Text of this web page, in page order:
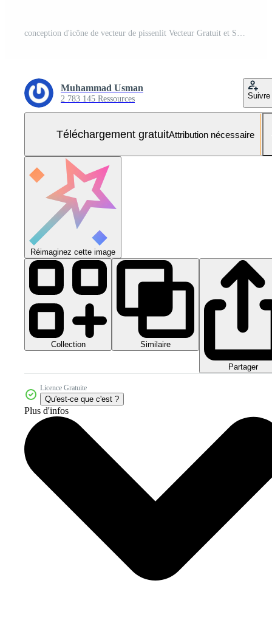
conception d'icône de vecteur de pissenlit Vecteur Gratuit et SVG Gratuit
Muhammad Usman
2 783 145 Ressources Suivre
Téléchargement gratuitAttribution nécessaire
Réimaginez cette image
Collection Similaire
Partager
Licence Gratuite
Qu'est-ce que c'est ?
Plus d'infos